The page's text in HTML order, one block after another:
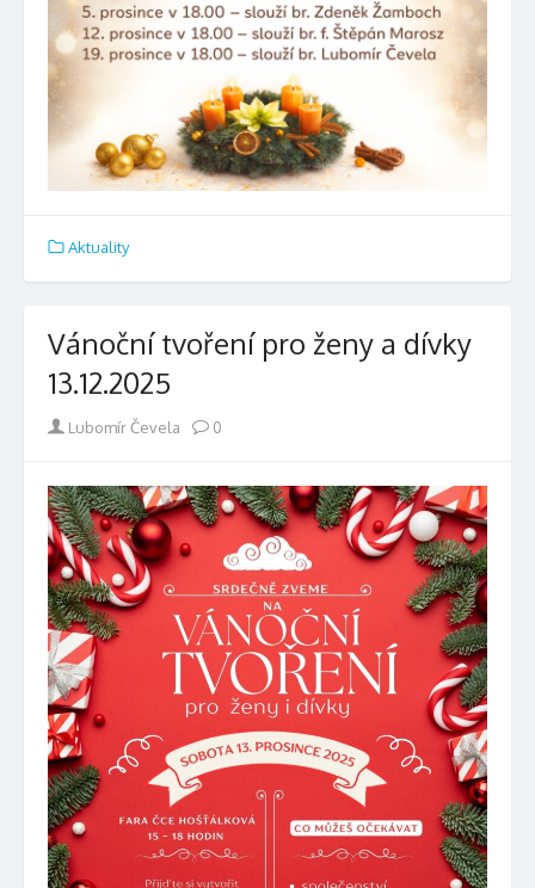
Aktuality
Vánoční tvoření pro ženy a dívky
13.12.2025
Author
Lubomír Čevela 0